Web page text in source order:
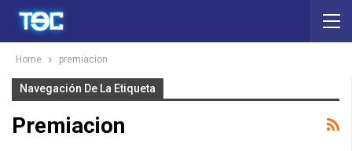
Home premiacion
Navegación De La Etiqueta
Premiacion